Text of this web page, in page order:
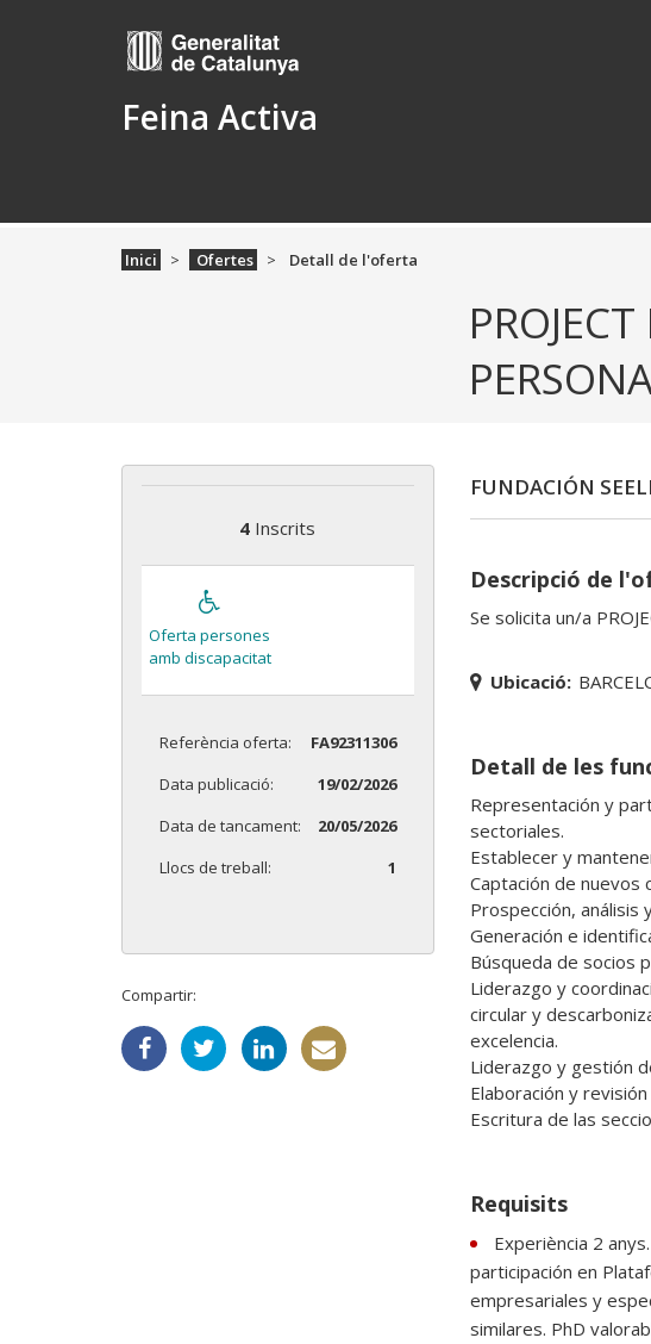
Feina Activa
Inici Ofertes Detall de l'oferta
4 Inscrits
Oferta persones
amb discapacitat
Referència oferta:
FA92311306
Data publicació:
19/02/2026
Data de tancament:
20/05/2026
Llocs de treball:
1
Compartir:
FUNDACIÓN
Descripció de
Se solicita un/a
Ubicació:
Detall de les
Representación y
sectoriales.
Establecer y
Captación de nuevos
Prospección, análisis
Generación e
Búsqueda de socios
Liderazgo y
circular y
excelencia.
Liderazgo y gestión
Elaboración y
Escritura de las
Requisits
Experiència 2
participación en
empresariales y
similares. PhD